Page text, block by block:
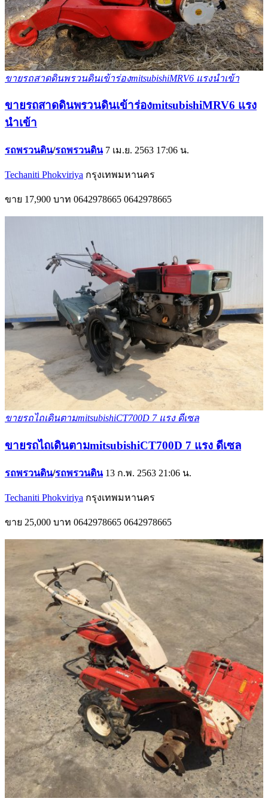
ขายรถสาดดินพรวนดินเข้าร่องmitsubishiMRV6 แรงนำเข้า
ขายรถสาดดินพรวนดินเข้าร่องmitsubishiMRV6 แรง
นำเข้า
รถพรวนดิน/รถพรวนดิน 7 เม.ย. 2563 17:06 น.
Techaniti Phokviriya กรุงเทพมหานคร
ขาย 17,900 บาท 0642978665 0642978665
ขายรถไถเดินตามmitsubishiCT700D 7 แรง ดีเซล
ขายรถไถเดินตามmitsubishiCT700D 7 แรง ดีเซล
รถพรวนดิน/รถพรวนดิน 13 ก.พ. 2563 21:06 น.
Techaniti Phokviriya กรุงเทพมหานคร
ขาย 25,000 บาท 0642978665 0642978665